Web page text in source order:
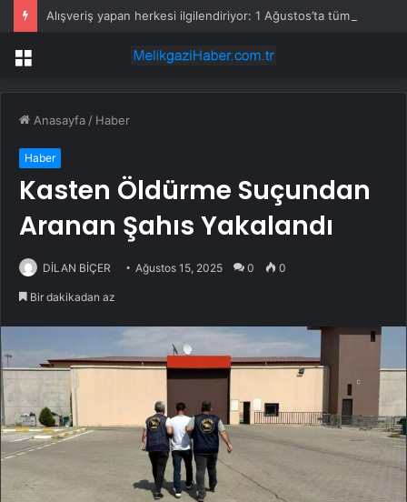
Menü
Anasayfa / Haber
Haber
Kasten Öldürme Suçundan
Aranan Şahıs Yakalandı
DİLAN BİÇER Ağustos 15, 2025 0 0
Bir dakikadan az